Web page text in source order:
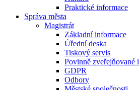
Praktické informace
Správa města
Magistrát
Základní informace
Úřední deska
Tiskový servis
Povinně zveřejňované
GDPR
Odbory